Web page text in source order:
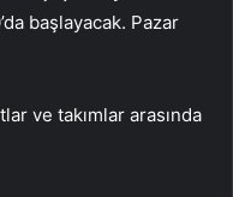
başlayacak. Pazar
ve takımlar arasında